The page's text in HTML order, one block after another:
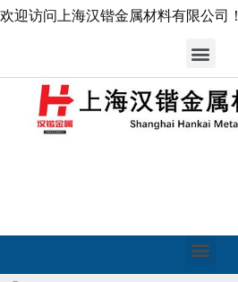
欢迎访问上海汉锴金属材料有限公司！